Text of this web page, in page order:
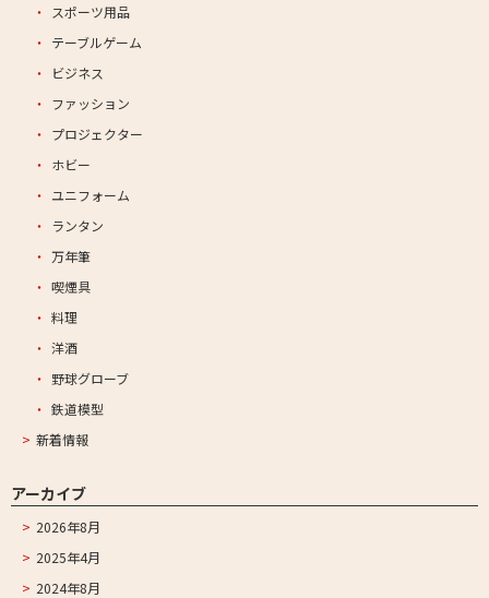
スポーツ用品
テーブルゲーム
ビジネス
ファッション
プロジェクター
ホビー
ユニフォーム
ランタン
万年筆
喫煙具
料理
洋酒
野球グローブ
鉄道模型
新着情報
アーカイブ
2026年8月
2025年4月
2024年8月